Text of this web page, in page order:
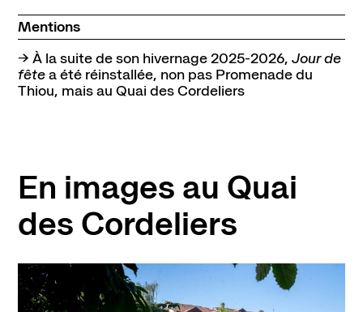
Mentions
→ À la suite de son hivernage 2025-2026, Jour de
fêtea été réinstallée, non pas Promenade du
Thiou, mais au Quai des Cordeliers
En images au Quai
des Cordeliers